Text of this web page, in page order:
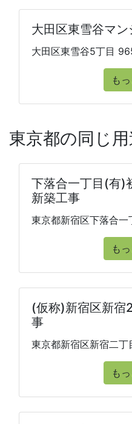
大田区東雪谷マン
大田区東雪谷5丁目
も
東京都の同じ
下落合一丁目(有)
新築工事
東京都新宿区下落合
も
(仮称)新宿区新宿
事
東京都新宿区新宿二丁
も